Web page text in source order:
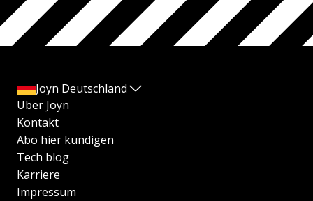
Joyn Deutschland
Über Joyn
Kontakt
Abo hier kündigen
Tech blog
Karriere
Impressum